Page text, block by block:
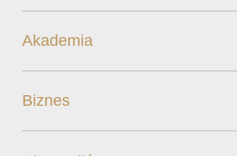
Akademia
Biznes